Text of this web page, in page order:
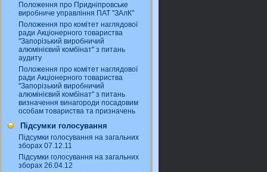
Положення про Придніпровське
виробниче управління ПАТ "ЗАлК"
Положення про комітет наглядової
ради Акціонерного товариства
"Запорізький виробничий
алюмінієвий комбінат" з питань
аудиту
Положення про комітет наглядової
ради Акціонерного товариства
"Запорізький виробничий
алюмінієвий комбінат" з питань
визначення винагороди посадовим
особам товариства та призначень
Підсумки голосування
Підсумки голосування на загальних
зборах 07.12.11
Підсумки голосування на загальних
зборах 26.04.12